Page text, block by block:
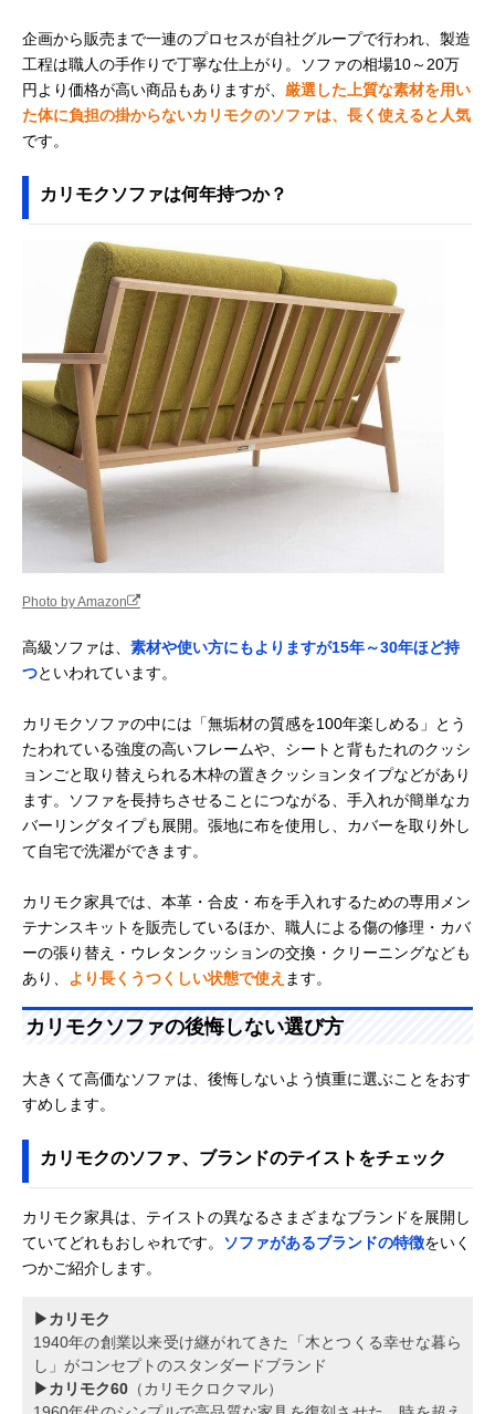
企画から販売まで一連のプロセスが自社グループで行われ、製造
工程は職人の手作りで丁寧な仕上がり。ソファの相場10～20万
円より価格が高い商品もありますが、 厳選した上質な素材を用い
た体に負担の掛からないカリモクのソファは、長く使えると人気
です。
カリモクソファは何年持つか？
Photo by Amazon
高級ソファは、 素材や使い方にもよりますが15年～30年ほど持
つといわれています。
カリモクソファの中には「無垢材の質感を100年楽しめる」とう
たわれている強度の高いフレームや、シートと背もたれのクッシ
ョンごと取り替えられる木枠の置きクッションタイプなどがあり
ます。ソファを長持ちさせることにつながる、手入れが簡単なカ
バーリングタイプも展開。張地に布を使用し、カバーを取り外し
て自宅で洗濯ができます。
カリモク家具では、本革・合皮・布を手入れするための専用メン
テナンスキットを販売しているほか、職人による傷の修理・カバ
ーの張り替え・ウレタンクッションの交換・クリーニングなども
あり、
より長くうつくしい状態で使え ます。
カリモクソファの後悔しない選び方
大きくて高価なソファは、後悔しないよう慎重に選ぶことをおす
すめします。
カリモクのソファ、ブランドのテイストをチェック
カリモク家具は、テイストの異なるさまざまなブランドを展開し
ていてどれもおしゃれです。 ソファがあるブランドの特徴をいく
つかご紹介します。
▶カリモク
1940年の創業以来受け継がれてきた「木とつくる幸せな暮ら
し」がコンセプトのスタンダードブランド
▶カリモク60 （カリモクロクマル）